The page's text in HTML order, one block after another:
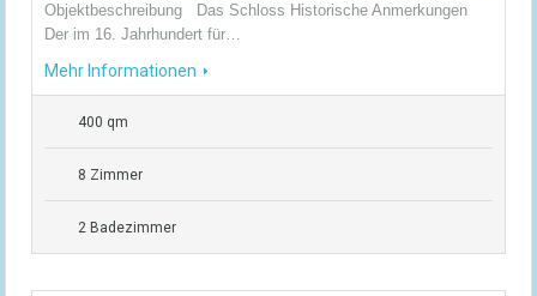
Objektbeschreibung Das Schloss Historische Anmerkungen
Der im 16. Jahrhundert für…
Mehr Informationen
400 qm
8 Zimmer
2 Badezimmer